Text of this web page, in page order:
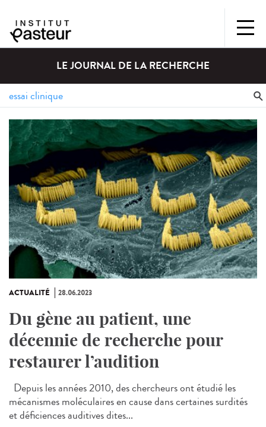
LE JOURNAL DE LA RECHERCHE
ACTUALITÉ 28.06.2023
Du gène au patient, une
décennie de recherche pour
restaurer l’audition
Depuis les années 2010, des chercheurs ont étudié les
mécanismes moléculaires en cause dans certaines surdités
et déficiences auditives dites...